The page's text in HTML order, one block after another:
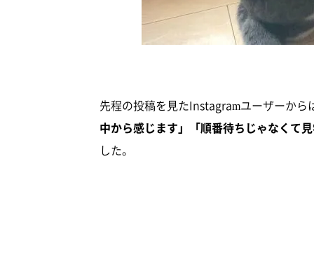
先程の投稿を見たInstagramユーザーから
中から感じます」「順番待ちじゃなくて
した。